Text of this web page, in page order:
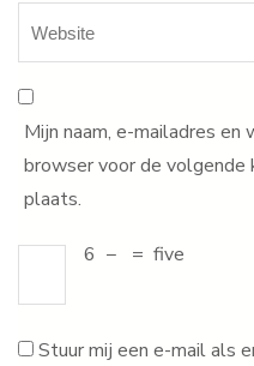
Mijn naam, e-mailadres
browser voor de volgende
plaats.
6 − = five
Stuur mij een e-mail als